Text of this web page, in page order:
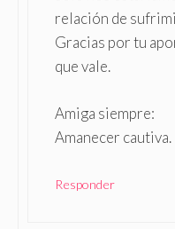
relación de
Gracias por tu
que vale.
Amiga siempre:
Amanecer cautiva.
Responder